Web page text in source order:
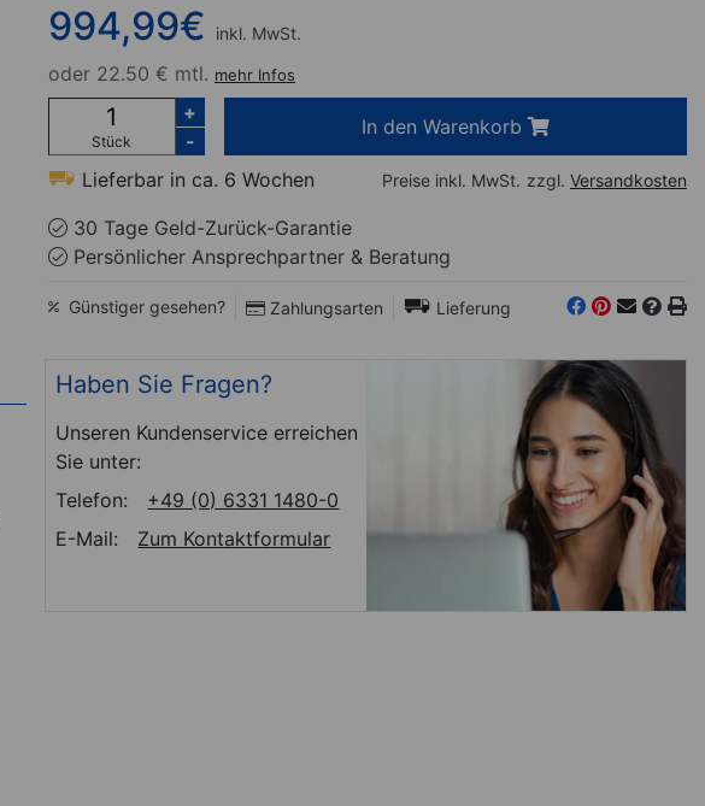
994,99€ inkl. MwSt.
oder 22.50 € mtl. mehr Infos
Stück
+
-
In den Warenkorb
Lieferbar in ca. 6 Wochen Preise inkl. MwSt. zzgl. Versandkosten
30 Tage Geld-Zurück-Garantie
Persönlicher Ansprechpartner & Beratung
Günstiger gesehen? Zahlungsarten Lieferung
Haben Sie Fragen?
Unseren Kundenservice erreichen
Sie unter:
Telefon:
+49 (0) 6331 1480-0
E-Mail:
Zum Kontaktformular